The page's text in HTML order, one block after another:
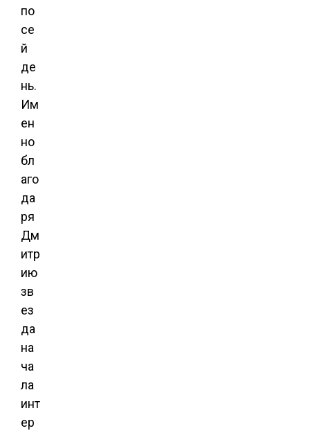
по
се
й
де
нь.
Им
ен
но
бл
аго
да
ря
Дм
итр
ию
зв
ез
да
на
ча
ла
инт
ер